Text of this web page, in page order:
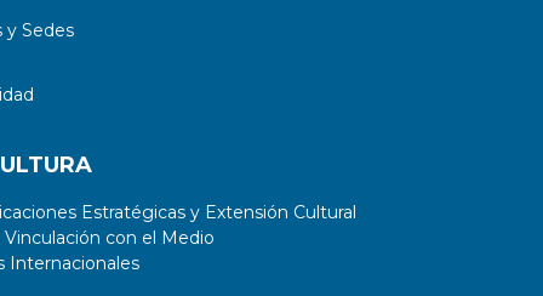
Sedes
Estratégicas y Extensión Cultural
con el Medio
Internacionales